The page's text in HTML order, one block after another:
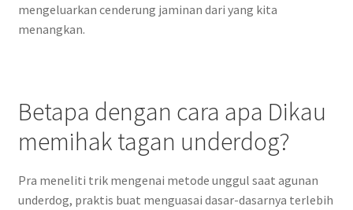
mengeluarkan cenderung jaminan dari yang kita
menangkan.
Betapa dengan cara apa Dikau
memihak tagan underdog?
Pra meneliti trik mengenai metode unggul saat agunan
underdog, praktis buat menguasai dasar-dasarnya terlebih